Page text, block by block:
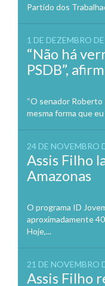
Partido dos
1 DE DEZEMBRO
“Não há
PSDB”,
“O senador
mesma forma que
24 DE NOVEMBRO
Assis Filho
Amazonas
O programa ID
aproximadamente
Hoje,...
21 DE NOVEMBRO
Assis Filho